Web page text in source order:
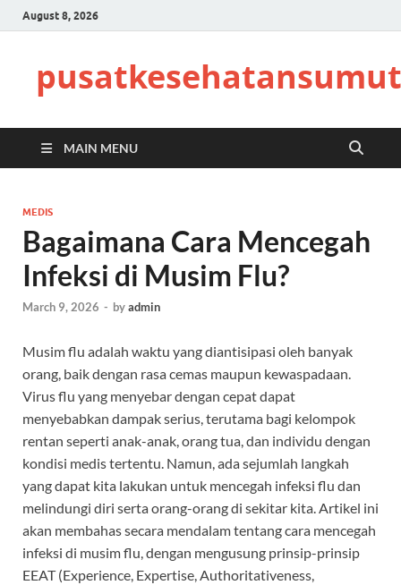
August 8, 2026
MAIN MENU
MEDIS
Bagaimana Cara Mencegah
Infeksi di Musim Flu?
March 9, 2026 - byadmin
Musim flu adalah waktu yang diantisipasi oleh banyak
orang, baik dengan rasa cemas maupun kewaspadaan.
Virus flu yang menyebar dengan cepat dapat
menyebabkan dampak serius, terutama bagi kelompok
rentan seperti anak-anak, orang tua, dan individu dengan
kondisi medis tertentu. Namun, ada sejumlah langkah
yang dapat kita lakukan untuk mencegah infeksi flu dan
melindungi diri serta orang-orang di sekitar kita. Artikel ini
akan membahas secara mendalam tentang cara mencegah
infeksi di musim flu, dengan mengusung prinsip-prinsip
EEAT (Experience, Expertise, Authoritativeness,